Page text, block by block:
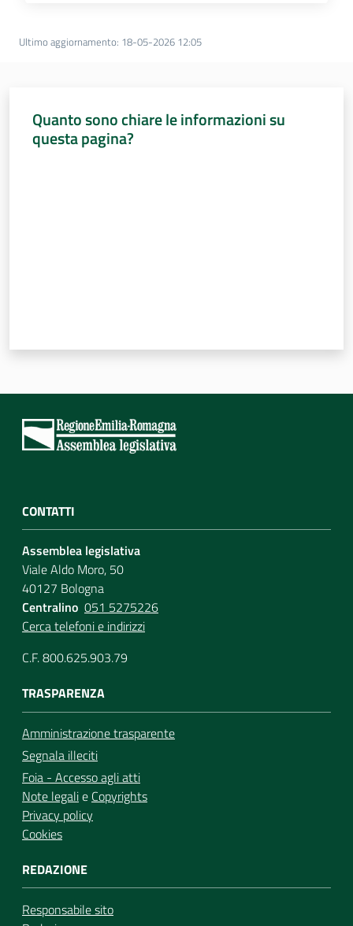
Ultimo aggiornamento: 18-05-2026 12:05
Quanto sono chiare le informazioni su
questa pagina?
CONTATTI
Assemblea legislativa
Viale Aldo Moro, 50
40127 Bologna
Centralino 051 5275226
Cerca telefoni e indirizzi
C.F. 800.625.903.79
TRASPARENZA
Amministrazione trasparente
Segnala illeciti
Foia - Accesso agli atti
Note legalie Copyrights
Privacy policy
Cookies
REDAZIONE
Responsabile sito